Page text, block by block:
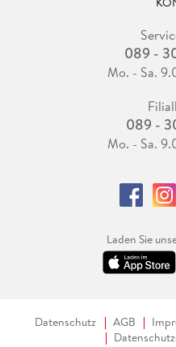
089 -
Mo. - Sa.
089 -
Mo. - Sa.
Laden Sie
Datenschutz AGB